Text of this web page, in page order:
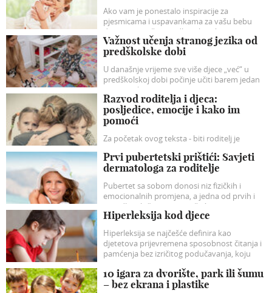
Ako vam je ponestalo inspiracije za
pjesmicama i uspavankama za vašu bebu
donosimo naše prijedloge koji će sigurno
razveseliti vašu dječicu.
Važnost učenja stranog jezika od
predškolske dobi
U današnje vrijeme sve više djece „već“ u
predškolskoj dobi počinje učiti barem jedan
strani jezik.
Razvod roditelja i djeca:
posljedice, emocije i kako im
pomoći
Za početak ovog teksta - biti roditelj je
nosi (ili bi trebala nositi) puno ljubavi, radosti,
veselja...
Prvi pubertetski prištići: Savjeti
dermatologa za roditelje
Pubertet sa sobom donosi niz fizičkih i
emocionalnih promjena, a jedna od prvih i
najvidljivijih često su – prištići.
Hiperleksija kod djece
Hiperleksija se najčešće definira kao
djetetova prijevremena sposobnost čitanja i
pamćenja bez izričitog podučavanja, koju
razumijevanju te problemi u socijalnim
interakcijama.
10 igara za dvorište, park ili šumu
– bez ekrana i plastike